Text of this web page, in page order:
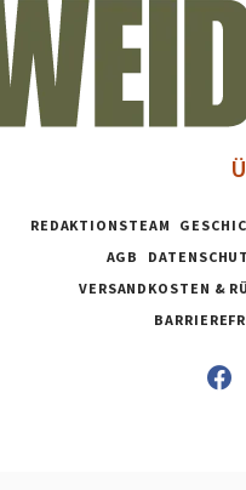
REDAKTIONSTEAM
AGB
VERSANDKOSTEN &